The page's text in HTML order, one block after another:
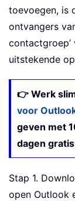
toevoegen, is
ontvangers
uitstekende
👉 Werk
voor
geven met
dagen
Stap 1.
open Outlook